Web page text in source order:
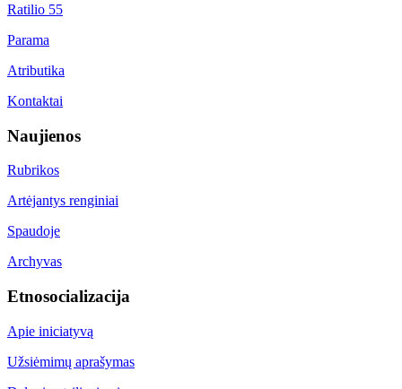
Ratilio 55
Parama
Atributika
Kontaktai
Naujienos
Rubrikos
Artėjantys renginiai
Spaudoje
Archyvas
Etnosocializacija
Apie iniciatyvą
Užsiėmimų aprašymas